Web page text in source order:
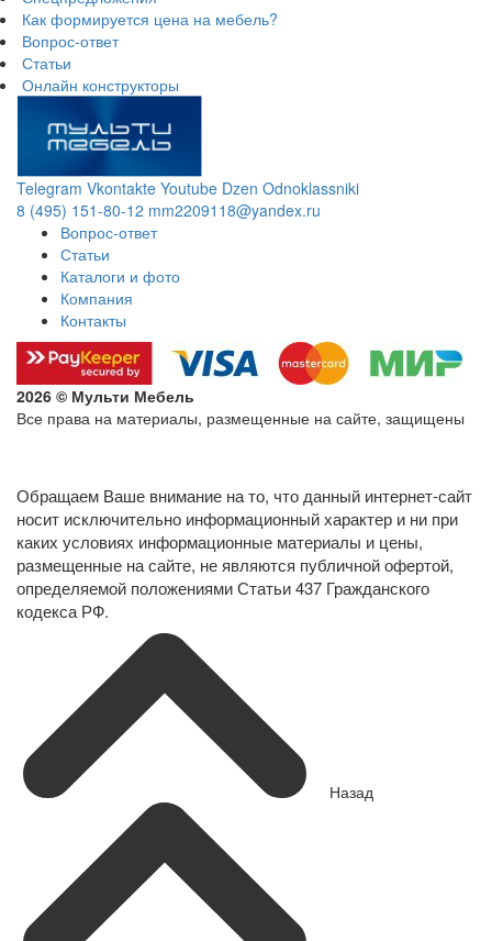
Как формируется цена на мебель?
Вопрос-ответ
Статьи
Онлайн конструкторы
Telegram Vkontakte Youtube Dzen Odnoklassniki
8 (495) 151-80-12 mm2209118@yandex.ru
Вопрос-ответ
Статьи
Каталоги и фото
Компания
Контакты
2026 © Мульти Мебель
Все права на материалы, размещенные на сайте, защищены
Обращаем Ваше внимание на то, что данный интернет-сайт
носит исключительно информационный характер и ни при
каких условиях информационные материалы и цены,
размещенные на сайте, не являются публичной офертой,
определяемой положениями Статьи 437 Гражданского
кодекса РФ.
Назад